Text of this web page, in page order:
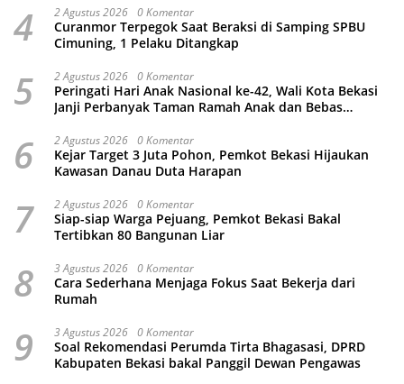
4 2 Agustus 2026 0 Komentar
Curanmor Terpegok Saat Beraksi di Samping SPBU
Cimuning, 1 Pelaku Ditangkap
5 2 Agustus 2026 0 Komentar
Peringati Hari Anak Nasional ke-42, Wali Kota Bekasi
Janji Perbanyak Taman Ramah Anak dan Bebas
6 2 Agustus 2026 0 Komentar
Kejar Target 3 Juta Pohon, Pemkot Bekasi Hijaukan
Kawasan Danau Duta Harapan
7 2 Agustus 2026 0 Komentar
Siap-siap Warga Pejuang, Pemkot Bekasi Bakal
Tertibkan 80 Bangunan Liar
8 3 Agustus 2026 0 Komentar
Cara Sederhana Menjaga Fokus Saat Bekerja dari
Rumah
9 3 Agustus 2026 0 Komentar
Soal Rekomendasi Perumda Tirta Bhagasasi, DPRD
Kabupaten Bekasi bakal Panggil Dewan Pengawas